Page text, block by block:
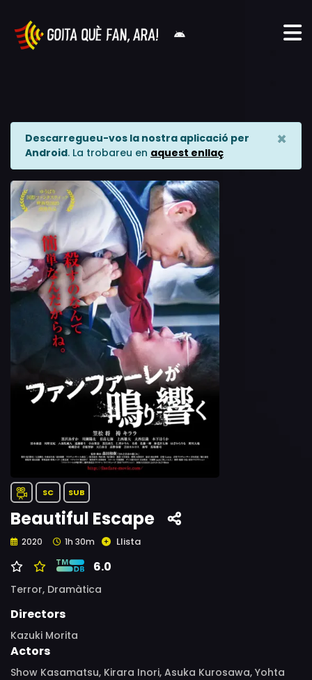
Descarregueu-vos la nostra aplicació per
Android. La trobareu en aquest enllaç
×
SC SUB
Beautiful Escape
2020 1h 30m Llista
6.0
Terror, Dramàtica
Directors
Kazuki Morita
Actors
Show Kasamatsu, Kirara Inori, Asuka Kurosawa, Yohta